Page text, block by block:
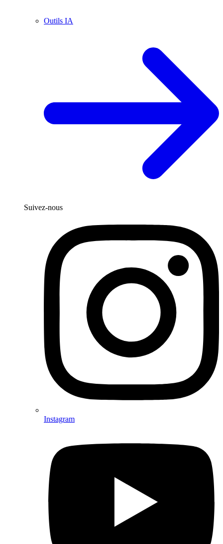
Outils IA
Suivez-nous
Instagram